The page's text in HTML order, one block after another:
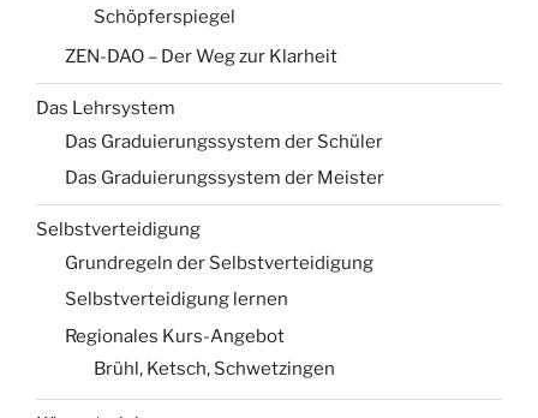
Schöpferspiegel
ZEN-DAO – Der Weg zur Klarheit
Das Lehrsystem
Das Graduierungssystem der Schüler
Das Graduierungssystem der Meister
Selbstverteidigung
Grundregeln der Selbstverteidigung
Selbstverteidigung lernen
Regionales Kurs-Angebot
Brühl, Ketsch, Schwetzingen